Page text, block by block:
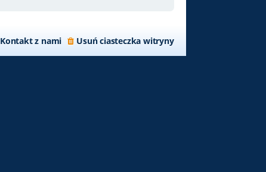
Usuń ciasteczka witryny
Kontakt z nami